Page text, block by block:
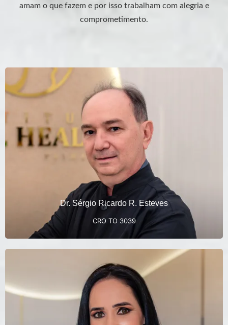
amam o que fazem e por isso trabalham com alegria e
comprometimento.
Dr. Sérgio Ricardo R. Esteves
CRO TO 3039
Especialista em Periodontia UNESP ARARAQUARA SP
Especialista em Implantodontia USP BAURU SP
Mestre em clínica odontológica com concentração em
cirurgia bucomaxilofacial.
Cirurgia Oral Menor
Pós em Bichectomia
Professor Universitário
Habilitação em Laserterapia
Especialista em Prótese Dentária
Mestranda em Prótese Dentária
Pós Graduada em Harmonização Orofacial com Curso em
Curso de Microagulhamento Facial associado ao uso do
Plasma sanguíneo
Curso de Lipoenzimática de Papada